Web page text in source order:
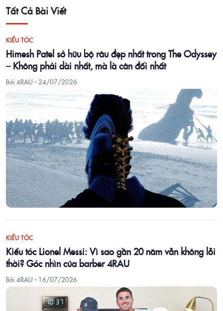
Tất Cả Bài Viết
KIỂU TÓC
Himesh Patel sở hữu bộ râu đẹp nhất trong The Odyssey
– Không phải dài nhất, mà là cân đối nhất
Bởi 4RAU · 24/07/2026
KIỂU TÓC
Kiểu tóc Lionel Messi: Vì sao gần 20 năm vẫn không lỗi
thời? Góc nhìn của barber 4RAU
Bởi 4RAU · 16/07/2026